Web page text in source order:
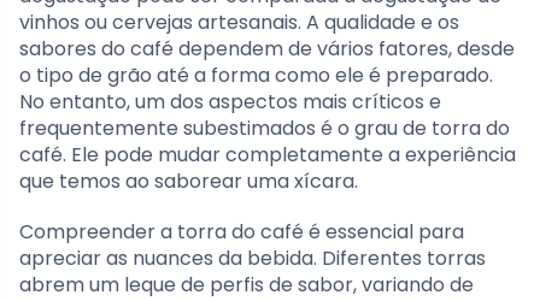
vinhos ou cervejas artesanais. A qualidade e os
sabores do café dependem de vários fatores, desde
o tipo de grão até a forma como ele é preparado.
No entanto, um dos aspectos mais críticos e
frequentemente subestimados é o grau de torra do
café. Ele pode mudar completamente a experiência
que temos ao saborear uma xícara.
Compreender a torra do café é essencial para
apreciar as nuances da bebida. Diferentes torras
abrem um leque de perfis de sabor, variando de